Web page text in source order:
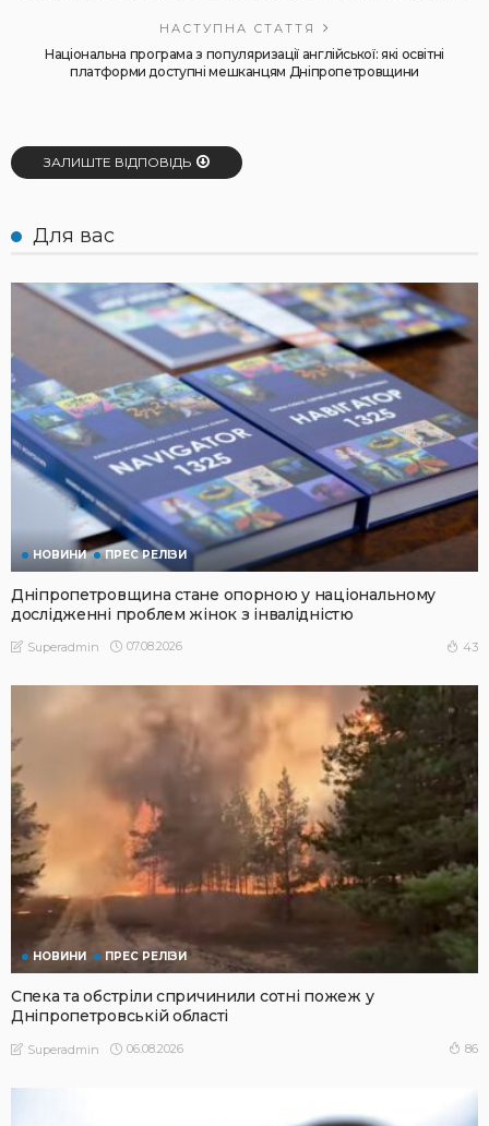
НАСТУПНА СТАТТЯ
Національна програма з популяризації англійської: які освітні
платформи доступні мешканцям Дніпропетровщини
ЗАЛИШТЕ ВІДПОВІДЬ
Для вас
НОВИНИ ПРЕС РЕЛІЗИ
Дніпропетровщина стане опорною у національному
дослідженні проблем жінок з інвалідністю
Superadmin 07.08.2026 43
НОВИНИ ПРЕС РЕЛІЗИ
Спека та обстріли спричинили сотні пожеж у
Дніпропетровській області
Superadmin 06.08.2026 86